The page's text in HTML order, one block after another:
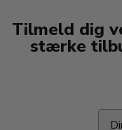
Tilmeld dig
stærke